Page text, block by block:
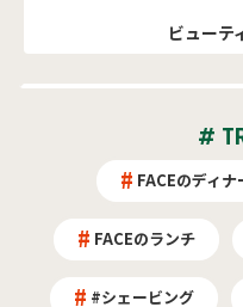
ビューテ
#
FACEのディナ
FACEのランチ
#シェービング